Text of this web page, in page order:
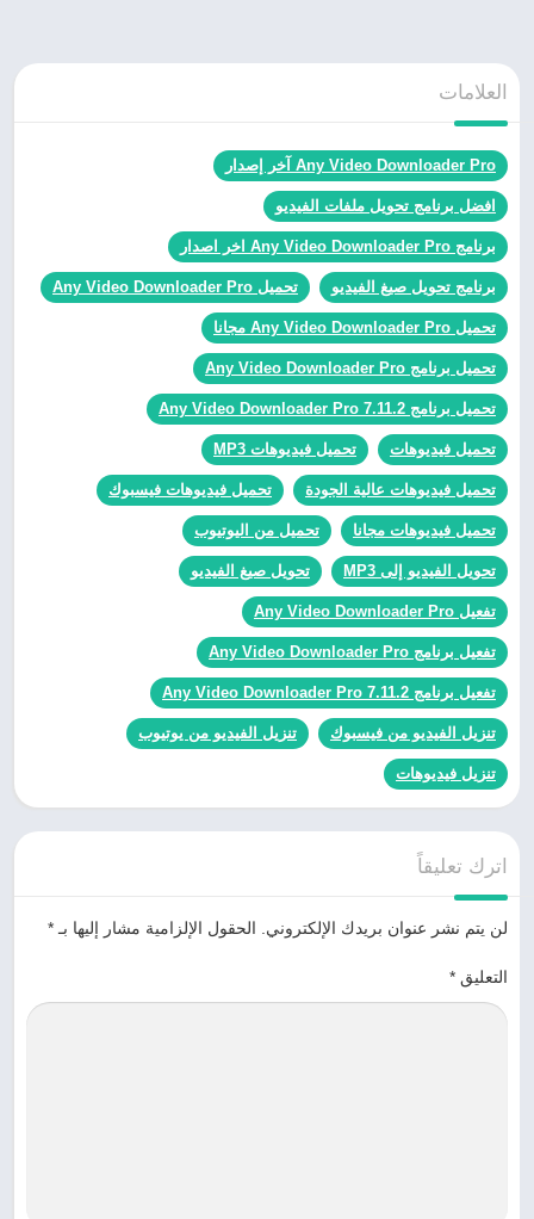
العلامات
Any Video Downloader Pro آخر إصدار
افضل برنامج تحويل ملفات الفيديو
برنامج Any Video Downloader Pro اخر اصدار
برنامج تحويل صيغ الفيديو تحميل Any Video Downloader Pro
تحميل Any Video Downloader Pro مجانا
تحميل برنامج Any Video Downloader Pro
تحميل برنامج Any Video Downloader Pro 7.11.2
تحميل فيديوهات تحميل فيديوهات MP3
تحميل فيديوهات عالية الجودة تحميل فيديوهات فيسبوك
تحميل فيديوهات مجانا تحميل من اليوتيوب
تحويل الفيديو إلى MP3 تحويل صيغ الفيديو
تفعيل Any Video Downloader Pro
تفعيل برنامج Any Video Downloader Pro
تفعيل برنامج Any Video Downloader Pro 7.11.2
تنزيل الفيديو من فيسبوك تنزيل الفيديو من يوتيوب
تنزيل فيديوهات
اترك تعليقاً
لن يتم نشر عنوان بريدك الإلكتروني. الحقول الإلزامية مشار إليها بـ *
التعليق *